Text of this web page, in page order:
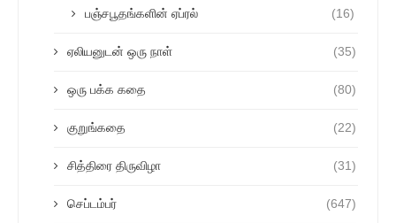
பஞ்சபூதங்களின் ஏப்ரல் (16)
ஏலியனுடன் ஒரு நாள் (35)
ஒரு பக்க கதை (80)
குறுங்கதை (22)
சித்திரை திருவிழா (31)
செப்டம்பர் (647)